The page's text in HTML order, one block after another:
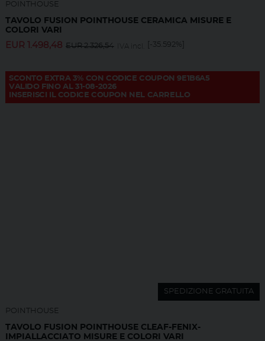
POINTHOUSE
TAVOLO FUSION POINTHOUSE CERAMICA MISURE E
COLORI VARI
EUR 1.498,48 EUR2.326,54 IVA incl. [-35.592%]
SCONTO EXTRA 3% CON CODICE COUPON 9E1B6A5
VALIDO FINO AL 31-08-2026
INSERISCI IL CODICE COUPON NEL CARRELLO
SPEDIZIONE GRATUITA
POINTHOUSE
TAVOLO FUSION POINTHOUSE CLEAF-FENIX-
IMPIALLACCIATO MISURE E COLORI VARI